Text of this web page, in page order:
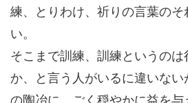
練、とりわけ、祈りの言葉のそ
い。
そこまで訓練、訓練というの
か、と言う人がいるに違いな
の陶冶に、ごく穏やかに益を与